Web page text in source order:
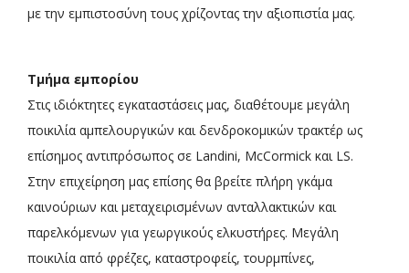
με την εμπιστοσύνη τους χρίζοντας την αξιοπιστία μας.
Τμήμα εμπορίου
Στις ιδιόκτητες εγκαταστάσεις μας, διαθέτουμε μεγάλη
ποικιλία αμπελουργικών και δενδροκομικών τρακτέρ ως
επίσημος αντιπρόσωπος σε Landini, McCormick και LS.
Στην επιχείρηση μας επίσης θα βρείτε πλήρη γκάμα
καινούριων και μεταχειρισμένων ανταλλακτικών και
παρελκόμενων για γεωργικούς ελκυστήρες. Μεγάλη
ποικιλία από φρέζες, καταστροφείς, τουρμπίνες,